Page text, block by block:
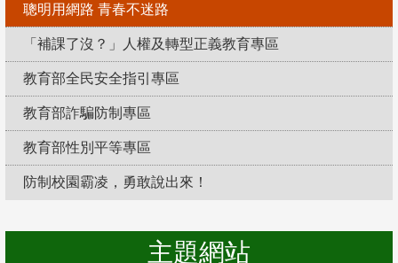
聰明用網路 青春不迷路
「補課了沒？」人權及轉型正義教育專區
教育部全民安全指引專區
教育部詐騙防制專區
教育部性別平等專區
防制校園霸凌，勇敢說出來！
主題網站